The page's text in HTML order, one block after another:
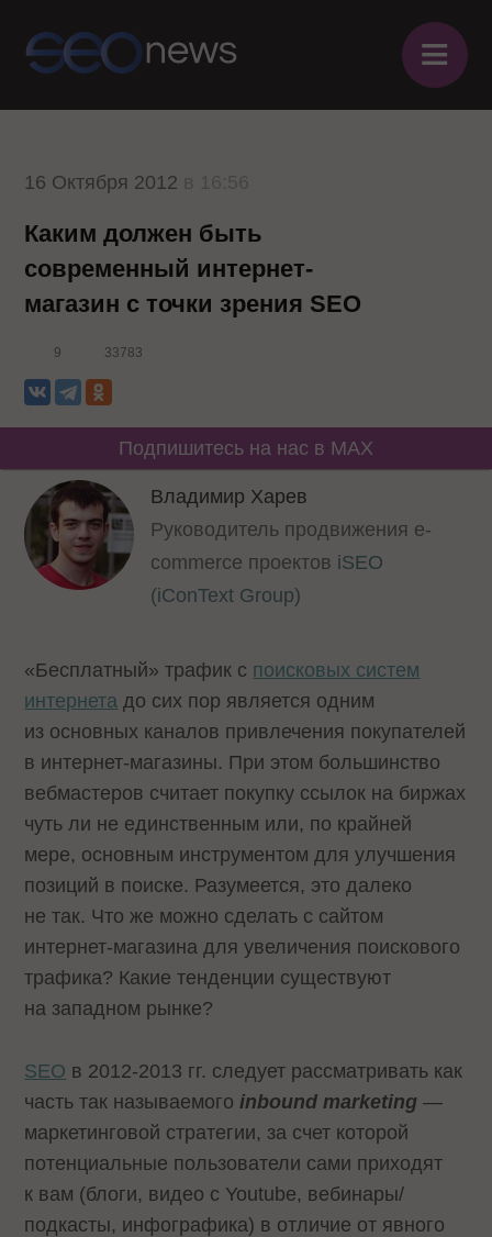
≡
16 Октября 2012
Каким должен быть
современный интернет-
магазин с точки зрения SEO
9 33783
Подпишитесь на нас в MAX
Владимир Харев
Руководитель продвижения e-
commerce проектов iSEO
(iConText Group)
«Бесплатный» трафик с поисковых систем
интернета до сих пор является одним
из основных каналов привлечения покупателей
в интернет-магазины. При этом большинство
вебмастеров считает покупку ссылок на биржах
чуть ли не единственным или, по крайней
мере, основным инструментом для улучшения
позиций в поиске. Разумеется, это далеко
не так. Что же можно сделать с сайтом
интернет-магазина для увеличения поискового
трафика? Какие тенденции существуют
на западном рынке?
SEO в 2012-2013 гг. следует рассматривать как
часть так называемого inbound marketing —
маркетинговой стратегии, за счет которой
потенциальные пользователи сами приходят
к вам (блоги, видео c Youtube, вебинары/
подкасты, инфографика) в отличие от явного